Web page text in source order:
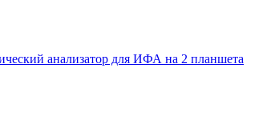
анализатор для ИФА на 2 планшета